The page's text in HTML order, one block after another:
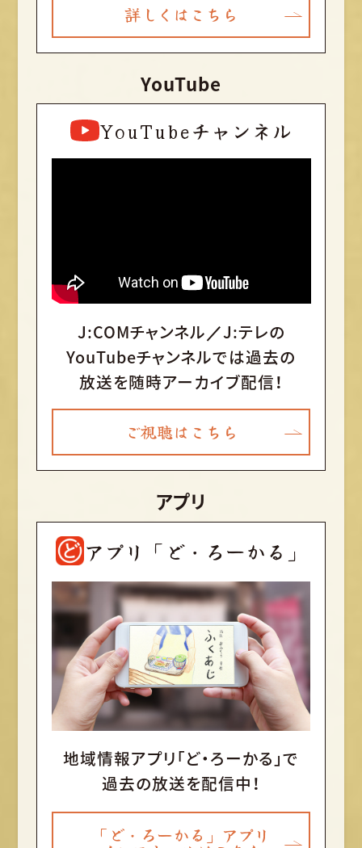
詳しくはこちら
YouTube
YouTubeチャンネル
J:COMチャンネル／J:テレの
YouTubeチャンネルでは過去の
放送を随時アーカイブ配信！
ご視聴はこちら
アプリ
アプリ「ど・ろーかる」
地域情報アプリ「ど・ろーかる」で
過去の放送を配信中！
「ど・ろーかる」アプリ